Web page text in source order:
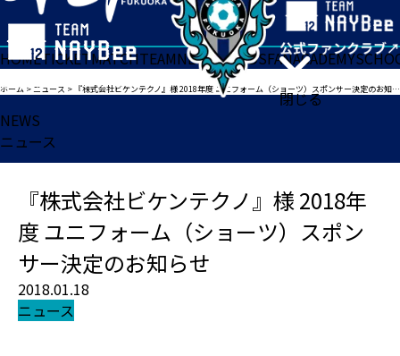
閉じる
HOMETICKETMATCHTEAMNEWSGOODSFANACADEMY
ホーム >ニュース > 『株式会社ビケンテクノ』様 2018年度 ユニフォーム（ショーツ）スポンサー決定のお知らせ
NEWS
ニュース
『株式会社ビケンテクノ』様 2018年
度 ユニフォーム（ショーツ）スポン
サー決定のお知らせ
2018.01.18
ニュース